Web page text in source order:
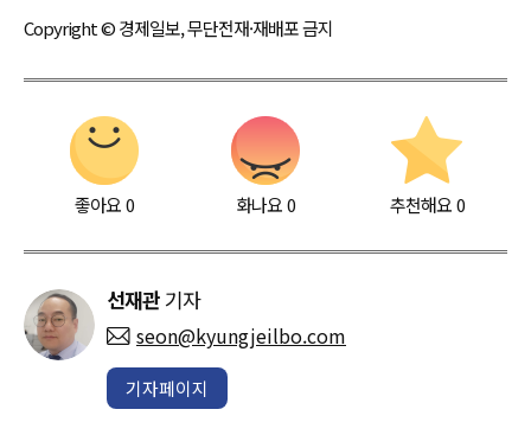
Copyright © 경제일보, 무단전재·재배포 금지
좋아요0 화나요0 추천해요 0
선재관 기자
seon@kyungjeilbo.com
기자페이지